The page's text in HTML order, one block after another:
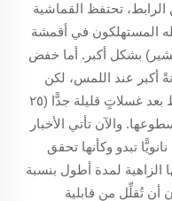
استخدام ما يقارب ١٥٪ من الرابط، تحتفظ القماشية
المستهلكون في أقمشة
بشكل أكبر. أما خفض
ليونةً أكبر عند اللمس، لكن
الألوان تميل إلى البهتان بشكل ملحوظ بعد غسلاتٍ قليلة جدًّا (٢٥
تفقد نحو ٢٠٪ من سطوعها. والآن تأتي الأخبار
تبدو وكأنها تحقق
الزاهية لمدة أطول بنسبة
أن تُقلِّل من قابلية